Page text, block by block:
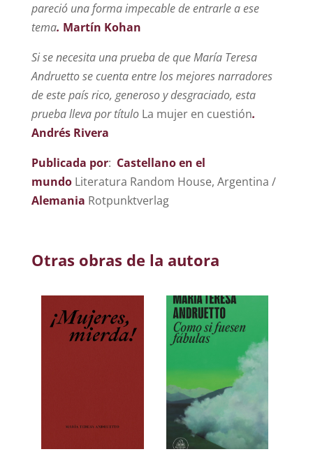
pareció una forma impecable de entrarle a ese
tema. Martín Kohan
Si se necesita una prueba de que María Teresa
Andruetto se cuenta entre los mejores narradores
de este país rico, generoso y desgraciado, esta
prueba lleva por título La mujer en cuestión.
Andrés Rivera
Publicada por: Castellano en el
mundoLiteratura Random House, Argentina /
Alemania Rotpunktverlag
Otras obras de la autora